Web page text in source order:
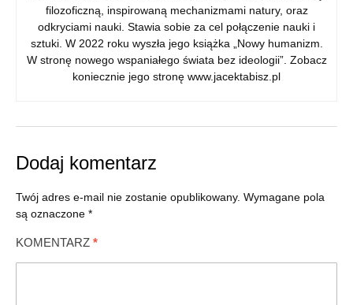
filozoficzną, inspirowaną mechanizmami natury, oraz
odkryciami nauki. Stawia sobie za cel połączenie nauki i
sztuki. W 2022 roku wyszła jego książka „Nowy humanizm.
W stronę nowego wspaniałego świata bez ideologii”. Zobacz
koniecznie jego stronę www.jacektabisz.pl
Dodaj komentarz
Twój adres e-mail nie zostanie opublikowany. Wymagane pola
są oznaczone *
KOMENTARZ *